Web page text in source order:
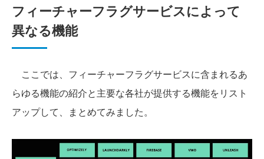
フィーチャーフラグサービスによって
異なる機能
ここでは、フィーチャーフラグサービスに含まれるあ
らゆる機能の紹介と主要な各社が提供する機能をリスト
アップして、まとめてみました。